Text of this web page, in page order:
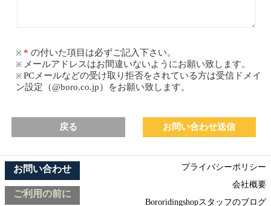
の付いた項目は必ずご記入下さい。
メールアドレスはお間違いないようにお願い致します。
PCメールなどの受け取り拒否をされている方は受信ドメイ
ン設定（@boro.co.jp）をお願い致します。
戻る
お問い合わせ
ご利用の前に
プライバシーポリシー
会社概要
Bororidingshopスタッフのブログ